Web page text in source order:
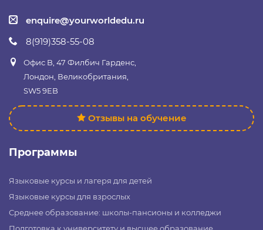
enquire@yourworldedu.ru
8(919)358-55-08
Офис B, 47 Филбич Гарденс,
Лондон, Великобритания,
SW5 9EB
Отзывы на обучение
Программы
Языковые курсы и лагеря для детей
Языковые курсы для взрослых
Среднее образование: школы-пансионы и колледжи